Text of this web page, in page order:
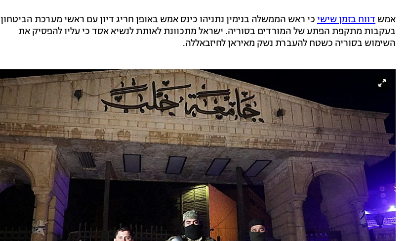
אמש דווח בזמן שישי כי ראש הממשלה בנימין נתניהו כינס אמש באופן חריג דיון עם ראשי מערכת הביטחון
בעקבות מתקפת הפתע של המורדים בסוריה. ישראל מתכוונת לאותת לנשיא אסד כי עליו להפסיק את
השימוש בסוריה כשטח להעברת נשק מאיראן לחיזבאללה.